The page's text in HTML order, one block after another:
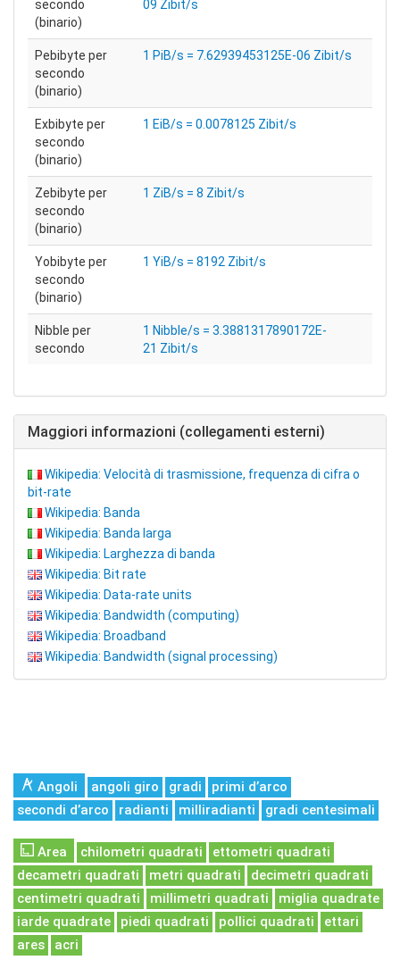
secondo
(binario)
09 Zibit/s
Pebibyte per
secondo
(binario)
1 PiB/s = 7.62939453125E-06 Zibit/s
Exbibyte per
secondo
(binario)
1 EiB/s = 0.0078125 Zibit/s
Zebibyte per
secondo
(binario)
1 ZiB/s = 8 Zibit/s
Yobibyte per
secondo
(binario)
1 YiB/s = 8192 Zibit/s
Nibble per
secondo
1 Nibble/s = 3.3881317890172E-
21 Zibit/s
Maggiori informazioni (collegamenti esterni)
Wikipedia: Velocità di trasmissione, frequenza di cifra o
bit-rate
Wikipedia: Banda
Wikipedia: Banda larga
Wikipedia: Larghezza di banda
Wikipedia: Bit rate
Wikipedia: Data-rate units
Wikipedia: Bandwidth (computing)
Wikipedia: Broadband
Wikipedia: Bandwidth (signal processing)
Angoli angoli giro gradi
primi d’arco
secondi d’arco
radianti milliradianti gradi centesimali
Area chilometri quadrati
ettometri quadrati
decametri quadrati
metri quadrati
decimetri quadrati
centimetri quadrati
millimetri quadrati
miglia quadrate
iarde quadrate
piedi quadrati pollici quadrati
ettari
ares
acri